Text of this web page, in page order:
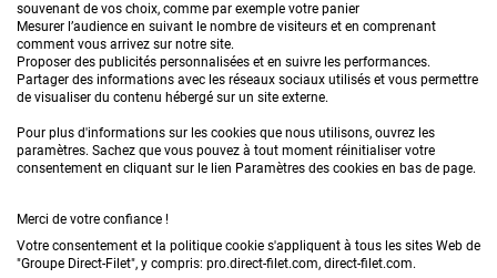
FAQ
DEMANDE DE DEVIS
Confidentialité & données personnelles
souvenant de vos choix, comme par exemple votre panier
Mesurer l’audience en suivant le nombre de visiteurs et en comprenant
comment vous arrivez sur notre site.
Proposer des publicités personnalisées et en suivre les performances.
Partager des informations avec les réseaux sociaux utilisés et vous permettre
de visualiser du contenu hébergé sur un site externe.
Pour plus d'informations sur les cookies que nous utilisons, ouvrez les
paramètres. Sachez que vous pouvez à tout moment réinitialiser votre
consentement en cliquant sur le lien Paramètres des cookies en bas de page.
Merci de votre confiance !
Votre consentement et la politique cookie s'appliquent à tous les sites Web de
"Groupe Direct-Filet", y compris: pro.direct-filet.com, direct-filet.com.